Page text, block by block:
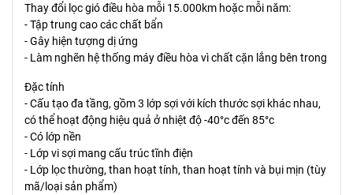
Thay đổi lọc gió điều hòa mỗi 15.000km hoặc mỗi năm:
- Tập trung cao các chất bẩn
- Gây hiện tượng dị ứng
- Làm nghẽn hệ thống máy điều hòa vì chất cặn lắng bên trong
Đặc tính
- Cấu tạo đa tầng, gồm 3 lớp sợi với kích thước sợi khác nhau,
có thể hoạt động hiệu quả ở nhiệt độ -40°c đến 85°c
- Có lớp nền
- Lớp vi sợi mang cấu trúc tĩnh điện
- Lớp lọc thường, than hoạt tính, than hoạt tính và bụi mịn (tùy
mã/loại sản phẩm)